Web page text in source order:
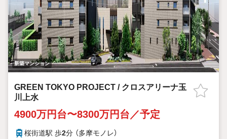
新築マンション
GREEN TOKYO PROJECT / クロスアリーナ玉
川上水
4900万円台〜8300万円台／予定
桜街道駅 歩2分 （多摩モノレ）